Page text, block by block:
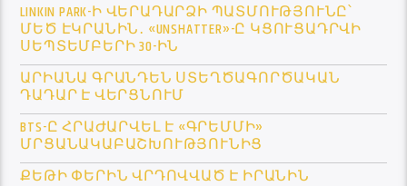
LINKIN PARK-Ի ՎԵՐԱԴԱՐՁԻ ՊԱՏՄՈՒԹՅՈՒՆԸ՝
ՄԵԾ ԷԿՐԱՆԻՆ․ «UNSHATTER»-Ը ԿՑՈՒՑԱԴՐՎԻ
ՍԵՊՏԵՄԲԵՐԻ 30-ԻՆ
ԱՐԻԱՆԱ ԳՐԱՆԴԵՆ ՍՏԵՂԾԱԳՈՐԾԱԿԱՆ
ԴԱԴԱՐ Է ՎԵՐՑՆՈՒՄ
BTS-Ը ՀՐԱԺԱՐՎԵԼ Է «ԳՐԵՄՄԻ»
ՄՐՑԱՆԱԿԱԲԱՇԽՈՒԹՅՈՒՆԻՑ
ՔԵԹԻ ՓԵՐԻՆ ՎՐԴՈՎՎԱԾ Է ԻՐԱՆԻՆ